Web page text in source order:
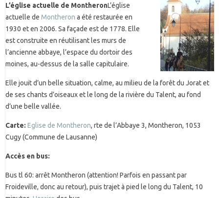
L’église actuelle de MontheronL’église
actuelle de Montheron a été restaurée en
1930 et en 2006. Sa façade est de 1778. Elle
est construite en réutilisant les murs de
l’ancienne abbaye, l’espace du dortoir des
moines, au-dessus de la salle capitulaire.
Elle jouit d’un belle situation, calme, au milieu de la forêt du Jorat et
de ses chants d’oiseaux et le long de la rivière du Talent, au fond
d’une belle vallée.
Carte: Eglise de Montheron, rte de l’Abbaye 3, Montheron, 1053
Cugy (Commune de Lausanne)
Accès en bus:
Bus tl 60: arrêt Montheron (attention! Parfois en passant par
Froideville, donc au retour), puis trajet à pied le long du Talent, 10